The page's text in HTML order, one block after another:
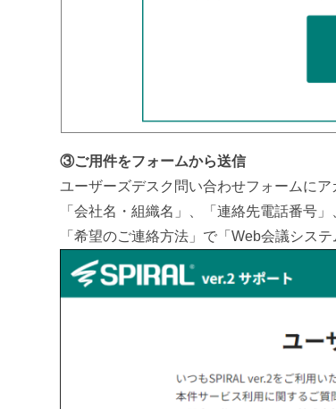
③ご用件をフォームから送信
ユーザーズデスク問い合わせフォームに
「会社名・組織名」、「連絡先電話番号
「希望のご連絡方法」で「Web会議シス